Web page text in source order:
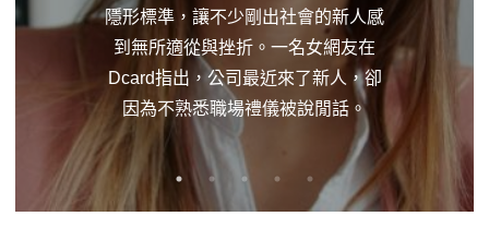
隱形標準，讓不少剛出社會的新人感
到無所適從與挫折。一名女網友在
Dcard指出，公司最近來了新人，卻
因為不熟悉職場禮儀被說閒話。